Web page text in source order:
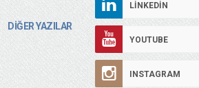
DİĞER YAZILAR
LINKEDIN
YOUTUBE
INSTAGRAM